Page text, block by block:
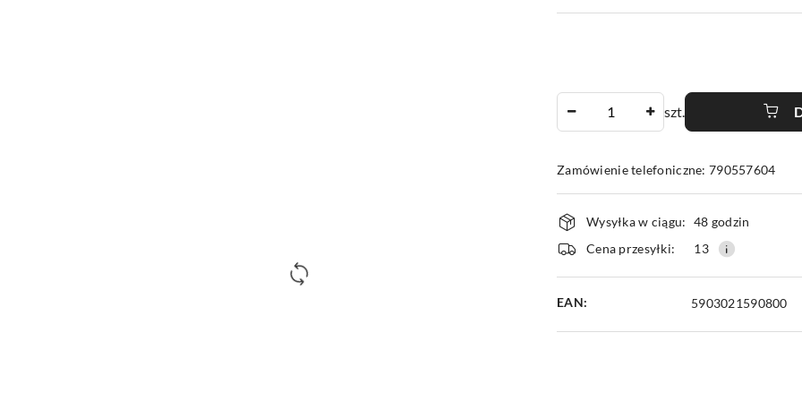
szt.
Zamówienie telefoniczne: 790557604
Dostępność
i
dostawa
Wysyłka w ciągu: 48 godzin
Cena przesyłki:
13
EAN: 5903021590800